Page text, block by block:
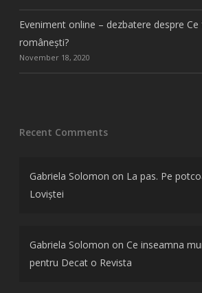
Eveniment online – dezbatere despre
românești?
November 18, 2020
Recent Comments
Gabriela Solomon on La pas. Pe
Loviștei
Gabriela Solomon on Ce inseamna
pentru Decat o Revista